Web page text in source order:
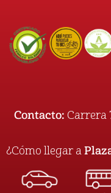
Contacto: Carrera
¿Cómo llegar a